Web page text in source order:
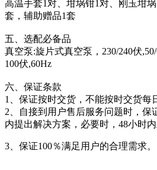
高温手套1对、坩埚钳1对、刚玉坩
套，辅助赠品1套
五、选配必备品
真空泵:旋片式真空泵，230/240伏
100伏,60Hz
六、保证条款
1、保证按时交货，不能按时交货每
2、自接到用户售后服务问题时，保
内提出解决方案，必要时，48小时内
3、保证100％满足用户的合理需求。